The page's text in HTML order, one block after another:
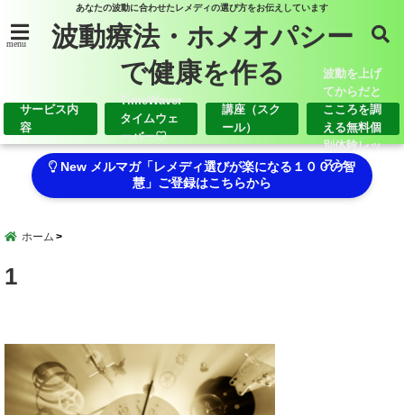
あなたの波動に合わせたレメディの選び方をお伝えしています
menu
波動療法・ホメオパシー
で健康を作る
サービス内
容
TimeWaver
タイムウェ
ーバー♡
講座（スク
ール）
波動を上げ
てからだと
こころを調
える無料個
別体験レッ
スン
New メルマガ「レメディ選びが楽になる１００の智
慧」ご登録はこちらから
ホーム
1